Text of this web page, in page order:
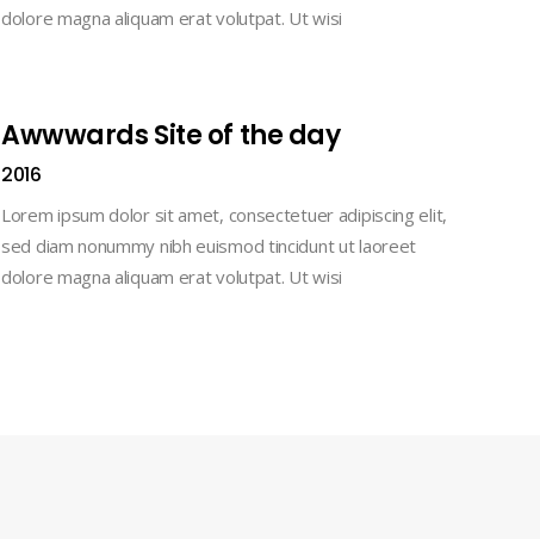
dolore magna aliquam erat volutpat. Ut wisi
Awwwards Site of the day
2016
Lorem ipsum dolor sit amet, consectetuer adipiscing elit,
sed diam nonummy nibh euismod tincidunt ut laoreet
dolore magna aliquam erat volutpat. Ut wisi